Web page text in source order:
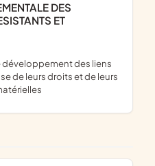
ET
de leurs droits et de leurs